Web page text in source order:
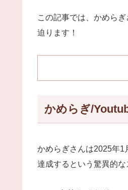
この記事では、かめら
迫ります！
かめらぎ/
かめらぎさんは2025年1
達成するという驚異的な